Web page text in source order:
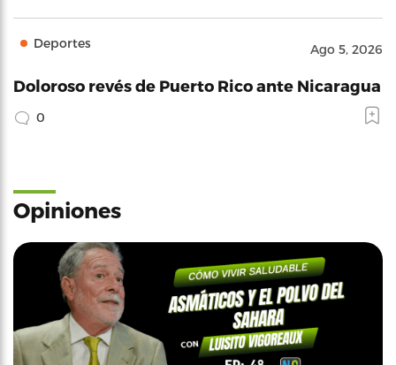
Deportes Ago 5, 2026
Doloroso revés de Puerto Rico ante Nicaragua
0
Opiniones